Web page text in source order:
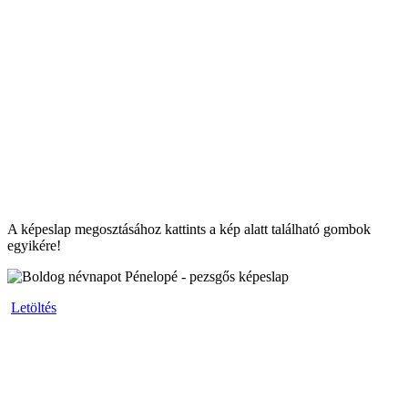
A képeslap megosztásához kattints a kép alatt található gombok
egyikére!
Letöltés